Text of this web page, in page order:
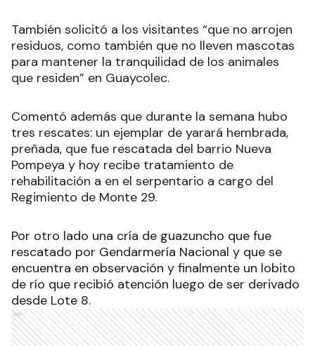
También solicitó a los visitantes “que no arrojen
residuos, como también que no lleven mascotas
para mantener la tranquilidad de los animales
que residen” en Guaycolec.
Comentó además que durante la semana hubo
tres rescates: un ejemplar de yarará hembrada,
preñada, que fue rescatada del barrio Nueva
Pompeya y hoy recibe tratamiento de
rehabilitación a en el serpentario a cargo del
Regimiento de Monte 29.
Por otro lado una cría de guazuncho que fue
rescatado por Gendarmería Nacional y que se
encuentra en observación y finalmente un lobito
de río que recibió atención luego de ser derivado
desde Lote 8.
Ads